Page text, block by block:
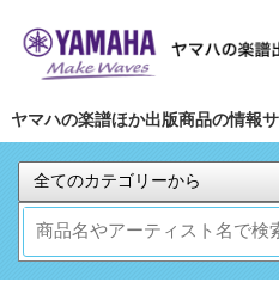
ヤマハの楽譜ほか出版商品の情報サ